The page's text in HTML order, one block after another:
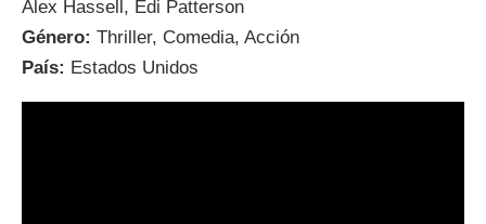
Alex Hassell, Edi Patterson
Género: Thriller, Comedia, Acción
País: Estados Unidos